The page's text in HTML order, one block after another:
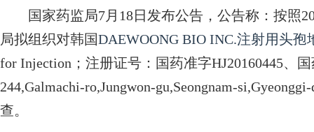
国家药监局7月18日发布公告，公告称：按照
局拟组织对韩国DAEWOONG BIO INC.注射用头孢
for Injection；注册证号：国药准字HJ20160445、
244,Galmachi-ro,Jungwon-gu,Seongnam-
查。